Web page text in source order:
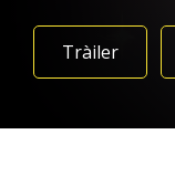
Tràiler